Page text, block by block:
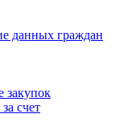
данных граждан
закупок
счет